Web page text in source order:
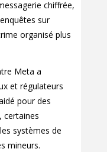
chiffrée,
sur
organisé plus
Meta a
et régulateurs
pour des
certaines
systèmes de
mineurs.